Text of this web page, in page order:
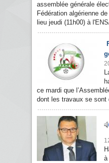
assemblée générale
Fédération algérienne
lieu jeudi (11h00) à
ce mardi que
dont les travaux se sont
à